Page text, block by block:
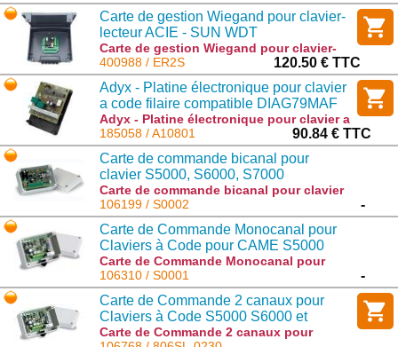
Carte de gestion Wiegand pour clavier-
lecteur ACIE - SUN WDT
Carte de gestion Wiegand pour clavier-
lecteur ACIE - SUN WDT : ER2S
400988 / ER2S
120.50 € TTC
Adyx - Platine électronique pour clavier
a code filaire compatible DIAG79MAF
Adyx - Platine électronique pour clavier a
code filaire compatible DIAG79MAF :
A10801
185058 / A10801
90.84 € TTC
Carte de commande bicanal pour
clavier S5000, S6000, S7000
Carte de commande bicanal pour clavier
S5000, S6000, S7000 : S0002
106199 / S0002
-
Carte de Commande Monocanal pour
Claviers à Code pour CAME S5000
S6000 et S7000 (1 code mémorisable)
Carte de Commande Monocanal pour
Claviers à Code pour CAME S5000 S6000
et S7000 (1 code mémorisable) : S0001
106310 / S0001
-
Carte de Commande 2 canaux pour
Claviers à Code S5000 S6000 et
S7000. (S0002M) - 806SL-0370
Carte de Commande 2 canaux pour